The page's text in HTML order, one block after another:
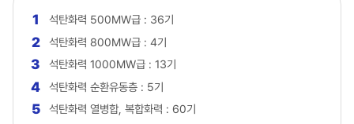
1 석탄화력 500MW급 : 36기
2 석탄화력 800MW급 : 4기
3 석탄화력 1000MW급 : 13기
4 석탄화력 순환유동층 : 5기
5 석탄화력 열병합, 복합화력 : 60기